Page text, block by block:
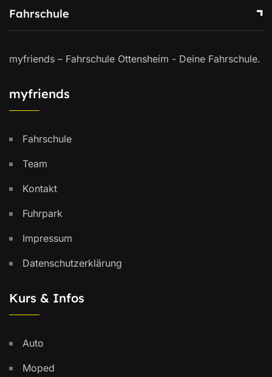
Fahrschule
myfriends – Fahrschule Ottensheim - Deine Fahrschule.
myfriends
Fahrschule
Team
Kontakt
Fuhrpark
Impressum
Datenschutzerklärung
Kurs & Infos
Auto
Moped